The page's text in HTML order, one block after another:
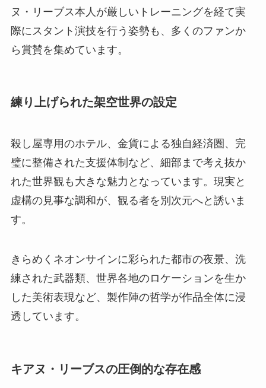
ヌ・リーブス本人が厳しいトレーニングを経て実
際にスタント演技を行う姿勢も、多くのファンか
ら賞賛を集めています。
練り上げられた架空世界の設定
殺し屋専用のホテル、金貨による独自経済圏、完
璧に整備された支援体制など、細部まで考え抜か
れた世界観も大きな魅力となっています。現実と
虚構の見事な調和が、観る者を別次元へと誘いま
す。
きらめくネオンサインに彩られた都市の夜景、洗
練された武器類、世界各地のロケーションを生か
した美術表現など、製作陣の哲学が作品全体に浸
透しています。
キアヌ・リーブスの圧倒的な存在感